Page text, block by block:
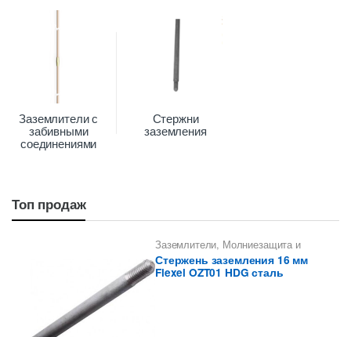
Заземлители с
забивными
соединениями
Стержни
заземления
Топ продаж
Заземлители, Молниезащита и
заземление Стержни заземления
Стержень заземления 16 мм
Flexel OZT01 HDG сталь